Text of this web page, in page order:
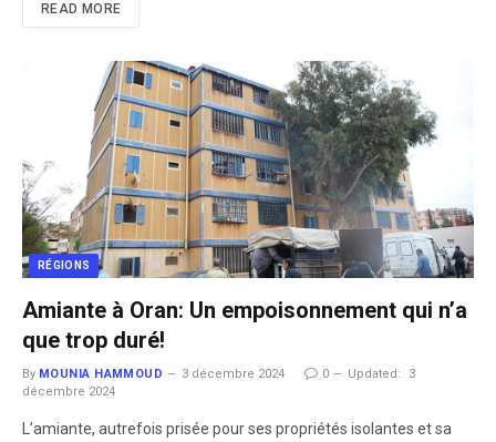
READ MORE
RÉGIONS
Amiante à Oran: Un empoisonnement qui n’a
que trop duré!
By MOUNIA HAMMOUD 3 décembre 2024 0 Updated:
3
décembre 2024
L’amiante, autrefois prisée pour ses propriétés isolantes et sa